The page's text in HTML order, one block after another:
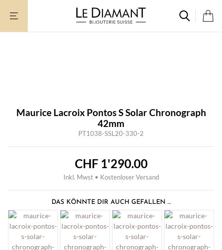
Inhalt
Maurice Lacroix Pontos S Solar Chronograph
42mm
PT1038-SSL20-330-2
CHF1'290.00
Inkl. Mwst • Kostenloser Versand
DAS KÖNNTE DIR AUCH GEFALLEN …